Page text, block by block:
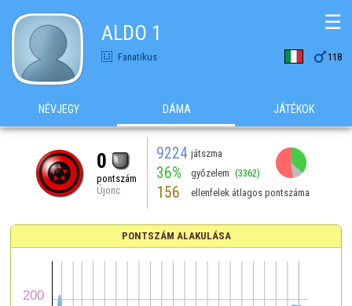
ALDO 1
Fanatikus 118
☰
NÉVJEGY DÁMA JÁTÉKOK
0
pontszám
Újonc
9224 játszma
36% győzelem (3362)
156 ellenfelek átlagos pontszáma
PONTSZÁM ALAKULÁSA